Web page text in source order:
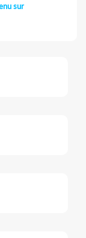
sur